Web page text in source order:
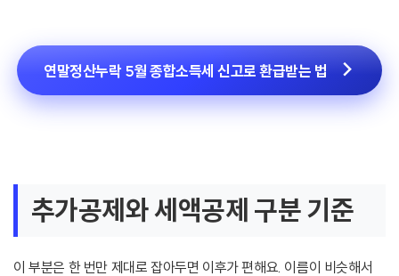
연말정산누락 5월 종합소득세 신고로 환급받는 법
추가공제와 세액공제 구분 기준
이 부분은 한 번만 제대로 잡아두면 이후가 편해요. 이름이 비슷해서